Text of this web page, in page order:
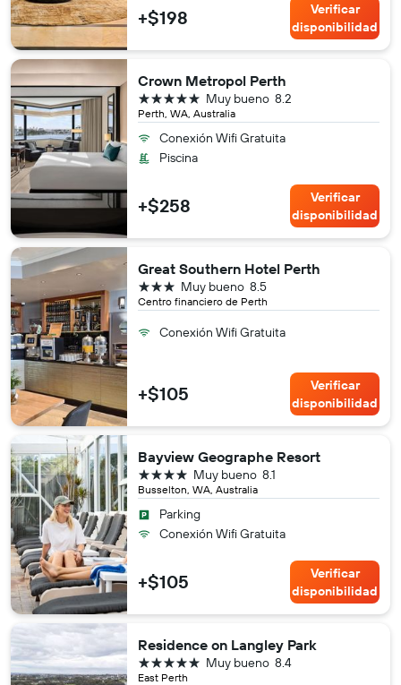
+$198
Verificar
disponibilidad
Crown Metropol Perth
Perth, WA, Australia
8.2
Muy bueno
5 estrellas
Conexión Wifi Gratuita
Piscina
+$258
Verificar
disponibilidad
Great Southern Hotel Perth
Centro financiero de Perth
8.5
Muy bueno
3 estrellas
Conexión Wifi Gratuita
+$105
Verificar
disponibilidad
Bayview Geographe Resort
Busselton, WA, Australia
8.1
Muy bueno
4 estrellas
Parking
Conexión Wifi Gratuita
+$105
Verificar
disponibilidad
Residence on Langley Park
East Perth
8.4
Muy bueno
5 estrellas